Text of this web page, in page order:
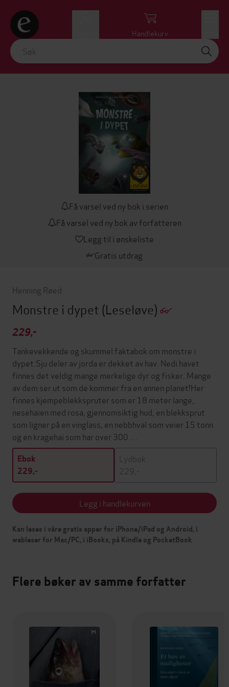
Handlekurv
Få varsel ved ny bok i serien
Få varsel ved ny bok av forfatteren
Legg til i ønskeliste
Gratis utdrag
Henning Røed
Monstre i dypet (Leseløve)
229,-
Tankevekkende og skummel faktabok om monstre i
dypet.Sju deler av jorda er dekket av hav. Nedi havet
finnes det veldig mange merkelige dyr og fisker. Mange
av dem ser ut som de kommer fra en annen planet!Her
finnes kjempeblekkspruter som er 18 meter lange,
nesehaien med rosa, gjennomsiktig hud, en blekksprut
som ligner på en vinglass, en nebbhval som veier 15 tonn
og en kragehai som har over 300 …
Ebok
229,-
Lydbok
229,-
Legg i handlekurven
Kan leses i våre gratis apper for iPhone/iPad og Android, i
webleser for Mac/PC, i iBooks, på Kindle og PocketBook
Flere bøker av samme forfatter